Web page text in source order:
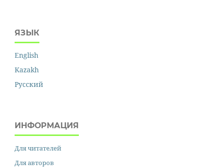
ЯЗЫК
English
Kazakh
Русский
ИНФОРМАЦИЯ
Для читателей
Для авторов